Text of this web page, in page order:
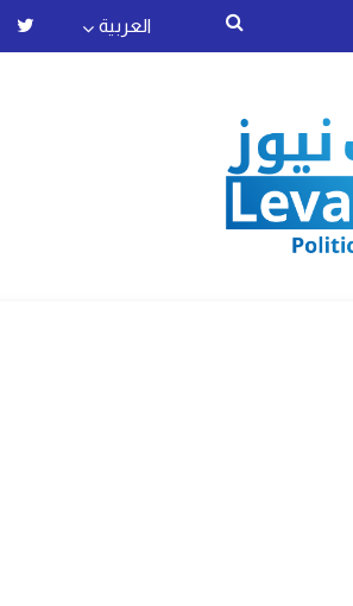
العربية